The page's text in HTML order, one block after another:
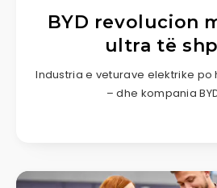
BYD revolucion
ultra të
Industria e veturave elektrike po
– dhe kompania